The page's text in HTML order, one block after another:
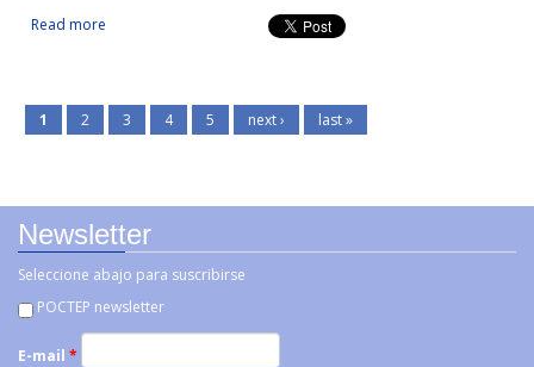
Read more about Movimiento oncológico por la vida
1 2 3 4 5 next › last »
Newsletter
Seleccione abajo para suscribirse
POCTEP newsletter
E-mail *